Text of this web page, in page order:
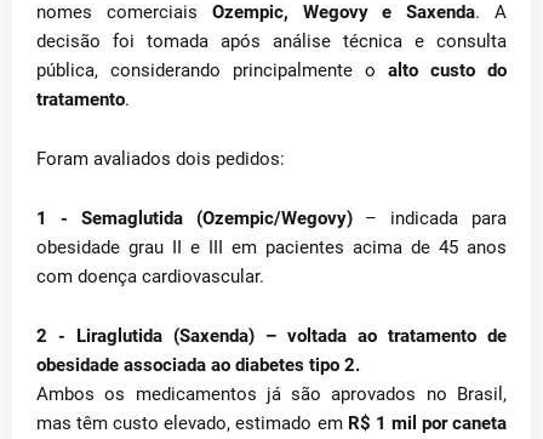
nomes comerciais Ozempic, Wegovy e Saxenda. A
decisão foi tomada após análise técnica e consulta
pública, considerando principalmente o alto custo do
tratamento.
Foram avaliados dois pedidos:
1 - Semaglutida (Ozempic/Wegovy)– indicada para
obesidade grau II e III em pacientes acima de 45 anos
com doença cardiovascular.
2 - Liraglutida (Saxenda) – voltada ao tratamento de
obesidade associada ao diabetes tipo 2.
Ambos os medicamentos já são aprovados no Brasil,
mas têm custo elevado, estimado em R$ 1 mil por caneta